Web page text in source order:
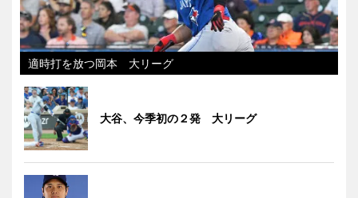
適時打を放つ岡本 大リーグ
大谷、今季初の２発 大リーグ